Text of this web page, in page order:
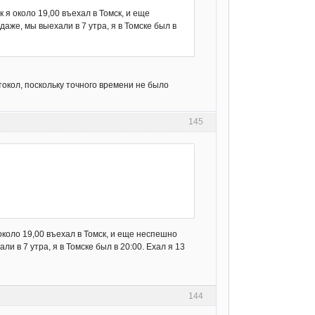
я около 19,00 въехал в Томск, и еще
мы выехали в 7 утра, я в Томске был в
поскольку точного времени не было
145
19,00 въехал в Томск, и еще неспешно
в 7 утра, я в Томске был в 20:00. Ехал я 13
144